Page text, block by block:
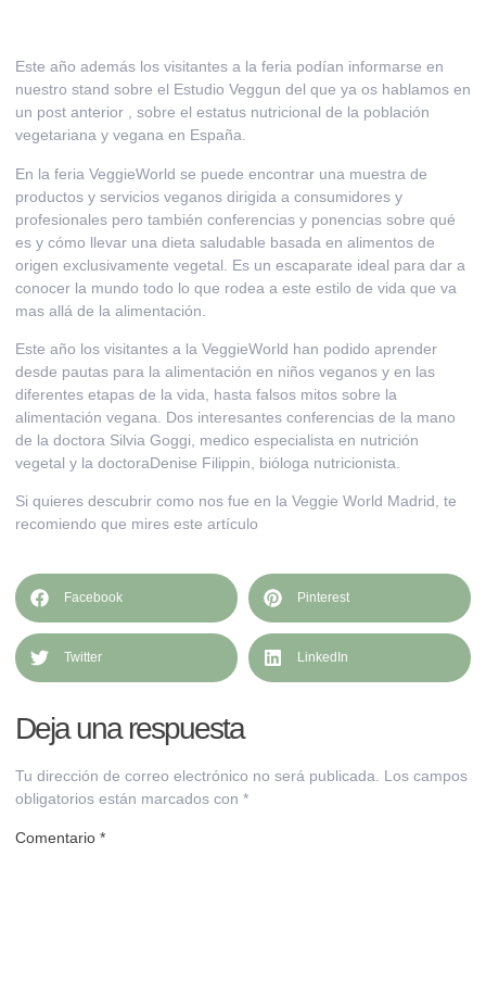
Este año además los visitantes a la feria podían informarse en
nuestro stand sobre el Estudio Veggun del que ya os hablamos en
un post anterior
, sobre el estatus nutricional de la población
vegetariana y vegana en España.
En la feria VeggieWorld se puede encontrar una muestra de
productos y servicios veganos dirigida a consumidores y
profesionales pero también conferencias y ponencias sobre qué
es y cómo llevar una dieta saludable basada en alimentos de
origen exclusivamente vegetal. Es un escaparate ideal para dar a
conocer la mundo todo lo que rodea a este estilo de vida que va
mas allá de la alimentación.
Este año los visitantes a la VeggieWorld han podido aprender
desde pautas para la alimentación en niños veganos y en las
diferentes etapas de la vida, hasta falsos mitos sobre la
alimentación vegana. Dos interesantes conferencias de la mano
de la doctora Silvia Goggi, medico especialista en nutrición
vegetal y la doctoraDenise Filippin, bióloga nutricionista.
Si quieres descubrir como nos fue en la Veggie World Madrid, te
recomiendo que mires este artículo
Facebook Pinterest
Twitter LinkedIn
Deja una respuesta
Tu dirección de correo electrónico no será publicada.
Los campos
obligatorios están marcados con *
Comentario *